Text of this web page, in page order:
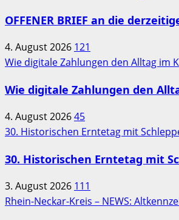
OFFENER BRIEF an die
4. August 2026 121
Wie digitale Zahlungen den Alltag im
Wie digitale Zahlungen den
4. August 202645
30. Historischen Erntetag mit
30. Historischen Erntetag mit
3. August 2026 111
Rhein-Neckar-Kreis – NEWS: